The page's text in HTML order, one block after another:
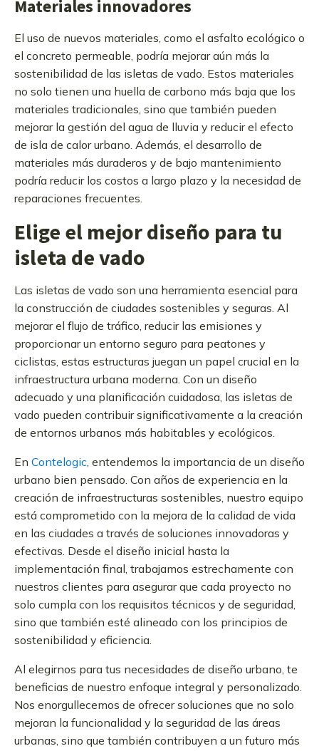
Materiales innovadores
El uso de nuevos materiales, como el asfalto ecológico o
el concreto permeable, podría mejorar aún más la
sostenibilidad de las isletas de vado. Estos materiales
no solo tienen una huella de carbono más baja que los
materiales tradicionales, sino que también pueden
mejorar la gestión del agua de lluvia y reducir el efecto
de isla de calor urbano. Además, el desarrollo de
materiales más duraderos y de bajo mantenimiento
podría reducir los costos a largo plazo y la necesidad de
reparaciones frecuentes.
Elige el mejor diseño para tu
isleta de vado
Las isletas de vado son una herramienta esencial para
la construcción de ciudades sostenibles y seguras. Al
mejorar el flujo de tráfico, reducir las emisiones y
proporcionar un entorno seguro para peatones y
ciclistas, estas estructuras juegan un papel crucial en la
infraestructura urbana moderna. Con un diseño
adecuado y una planificación cuidadosa, las isletas de
vado pueden contribuir significativamente a la creación
de entornos urbanos más habitables y ecológicos.
En Contelogic , entendemos la importancia de un diseño
urbano bien pensado. Con años de experiencia en la
creación de infraestructuras sostenibles, nuestro equipo
está comprometido con la mejora de la calidad de vida
en las ciudades a través de soluciones innovadoras y
efectivas. Desde el diseño inicial hasta la
implementación final, trabajamos estrechamente con
nuestros clientes para asegurar que cada proyecto no
solo cumpla con los requisitos técnicos y de seguridad,
sino que también esté alineado con los principios de
sostenibilidad y eficiencia.
Al elegirnos para tus necesidades de diseño urbano, te
beneficias de nuestro enfoque integral y personalizado.
Nos enorgullecemos de ofrecer soluciones que no solo
mejoran la funcionalidad y la seguridad de las áreas
urbanas, sino que también contribuyen a un futuro más